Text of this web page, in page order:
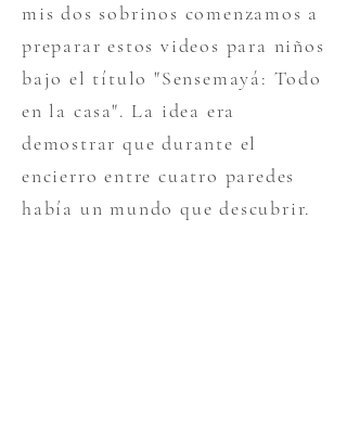
mis dos sobrinos comenzamos a
preparar estos videos para niños
bajo el título "Sensemayá: Todo
en la casa". La idea era
demostrar que durante el
encierro entre cuatro paredes
había un mundo que descubrir.